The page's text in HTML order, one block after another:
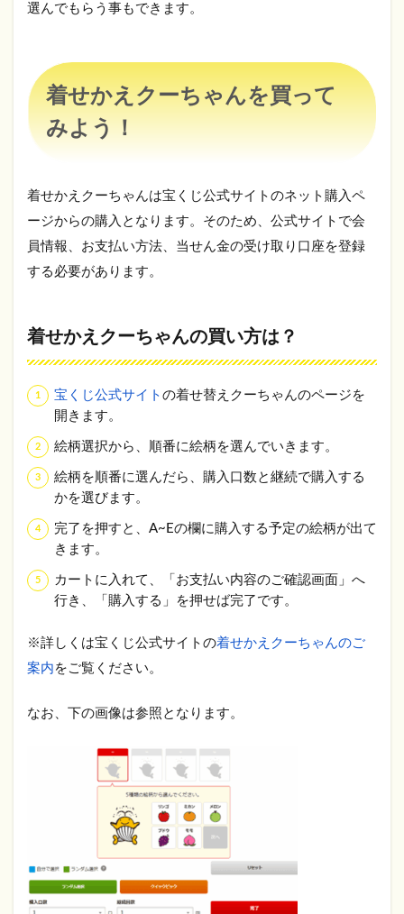
選んでもらう事もできます。
着せかえクーちゃんを買って
みよう！
着せかえクーちゃんは宝くじ公式サイトのネット購入ペ
ージからの購入となります。そのため、公式サイトで会
員情報、お支払い方法、当せん金の受け取り口座を登録
する必要があります。
着せかえクーちゃんの買い方は？
宝くじ公式サイト の着せ替えクーちゃんのページを
開きます。
絵柄選択から、順番に絵柄を選んでいきます。
絵柄を順番に選んだら、購入口数と継続で購入する
かを選びます。
完了を押すと、A~Eの欄に購入する予定の絵柄が出て
きます。
カートに入れて、「お支払い内容のご確認画面」へ
行き、「購入する」を押せば完了です。
※詳しくは宝くじ公式サイトの着せかえクーちゃんのご
案内 をご覧ください。
なお、下の画像は参照となります。